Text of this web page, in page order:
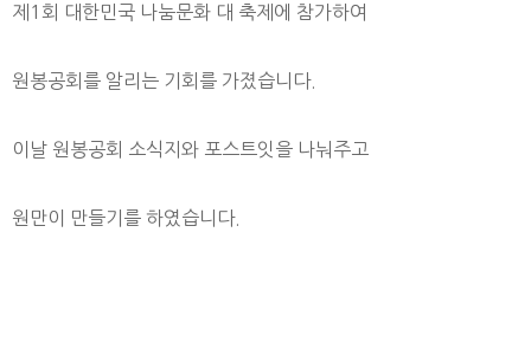
제1회 대한민국 나눔문화 대 축제에 참가하여
원봉공회를 알리는 기회를 가졌습니다.
이날 원봉공회 소식지와 포스트잇을 나눠주고
원만이 만들기를 하였습니다.